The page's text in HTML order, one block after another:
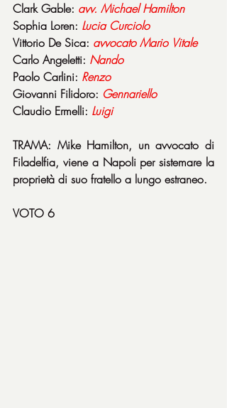
Clark Gable: avv. Michael Hamilton
Sophia Loren: Lucia Curciolo
Vittorio De Sica: avvocato Mario Vitale
Carlo Angeletti: Nando
Paolo Carlini: Renzo
Giovanni Filidoro: Gennariello
Claudio Ermelli: Luigi
TRAMA: Mike Hamilton, un avvocato di
Filadelfia, viene a Napoli per sistemare la
proprietà di suo fratello a lungo estraneo.
VOTO 6